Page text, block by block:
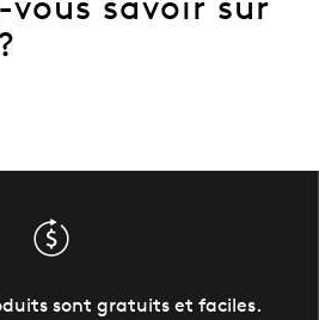
sont gratuits et faciles.